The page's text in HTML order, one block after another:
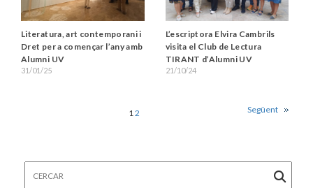
Literatura, art contemporani i
Dret per a començar l’any amb
Alumni UV
31/01/25
L’escriptora Elvira Cambrils
visita el Club de Lectura
TIRANT d’Alumni UV
21/10/24
12 Següent